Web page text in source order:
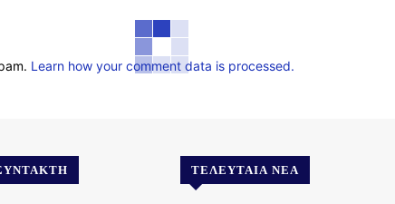
Learn how your comment data is processed.
ΤΕΛΕΥΤΑΊΑ ΝΈΑ